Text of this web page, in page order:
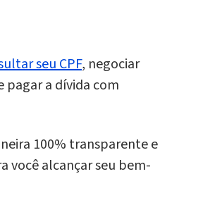
seu CPF, negociar
pagar a dívida com
100% transparente e
você alcançar seu bem-